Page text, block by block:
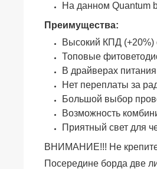
На данном Quantum
Преимущества:
Высокий КПД (+20%)
Топовые
В драйверах
Нет переплаты за
Большой выбор
Возможность
Приятный свет для
ВНИМАНИЕ!!! Не крепите
Посередине борда две